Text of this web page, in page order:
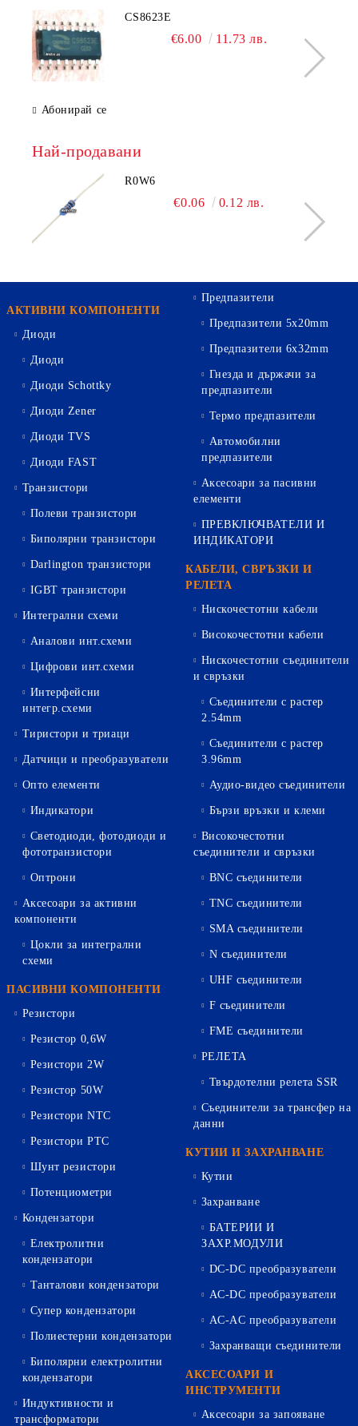
CS8623E
€6.00 11.73 лв.
Абонирай се
Най-продавани
R0W6
€0.06 0.12 лв.
АКТИВНИ КОМПОНЕНТИ
Диоди
Диоди
Диоди Schottky
Диоди Zener
Диоди TVS
Диоди FAST
Транзистори
Полеви транзистори
Биполярни транзистори
Darlington транзистори
IGBT транзистори
Интегрални схеми
Аналови инт.схеми
Цифрови инт.схеми
Интерфейсни
интегр.схеми
Тиристори и триаци
Датчици и преобразуватели
Опто елементи
Индикатори
Светодиоди, фотодиоди и
фототранзистори
Оптрони
Аксесоари за активни
компоненти
Цокли за интегрални
схеми
ПАСИВНИ КОМПОНЕНТИ
Резистори
Резистор 0,6W
Резистори 2W
Резистор 50W
Резистори NTC
Резистори PTC
Шунт резистори
Потенциометри
Кондензатори
Електролитни
кондензатори
Танталови кондензатори
Супер кондензатори
Полиестерни кондензатори
Биполярни електролитни
кондензатори
Индуктивности и
трансформатори
Предпазители
Предпазители 5х20mm
Предпазители 6х32mm
Гнезда и държачи за
предпазители
Термо предпазители
Автомобилни
предпазители
Аксесоари за пасивни
елементи
ПРЕВКЛЮЧВАТЕЛИ И
ИНДИКАТОРИ
КАБЕЛИ, СВРЪЗКИ И
РЕЛЕТА
Нискочестотни кабели
Високочестотни кабели
Нискочестотни съединители
и свръзки
Съединители с растер
2.54mm
Съединители с растер
3.96mm
Аудио-видео съединители
Бързи връзки и клеми
Високочестотни
съединители и свръзки
BNC съединители
TNC съединители
SMA съединители
N съединители
UHF съединители
F съединители
FME съединители
РЕЛЕТА
Твърдотелни релета SSR
Съединители за трансфер на
данни
КУТИИ И ЗАХРАНВАНЕ
Кутии
Захранване
БАТЕРИИ И
ЗАХР.МОДУЛИ
DC-DC преобразуватели
AC-DC преобразуватели
AC-AC преобразуватели
Захранващи съединители
АКСЕСОАРИ И
ИНСТРУМЕНТИ
Аксесоари за запояване